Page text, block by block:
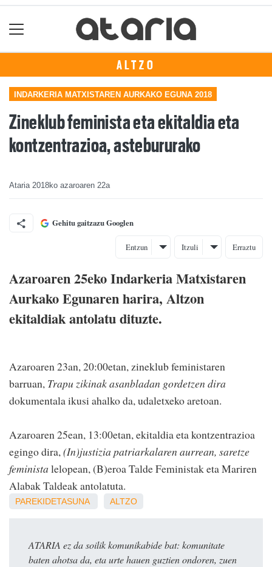
ALTZO
INDARKERIA MATXISTAREN AURKAKO EGUNA 2018
Zineklub feminista eta ekitaldia eta
kontzentrazioa, astebururako
Ataria 2018ko azaroaren 22a
Gehitu gaitzazu Googlen
Entzun Itzuli Erraztu
Azaroaren 25eko Indarkeria Matxistaren
Aurkako Egunaren harira, Altzon
ekitaldiak antolatu dituzte.
Azaroaren 23an, 20:00etan, zineklub feministaren
barruan, Trapu zikinak asanbladan gordetzen dira
dokumentala ikusi ahalko da, udaletxeko aretoan.
Azaroaren 25ean, 13:00etan, ekitaldia eta kontzentrazioa
egingo dira,(In)justizia patriarkalaren aurrean, saretze
feminista lelopean, (B)eroa Talde Feministak eta Mariren
Alabak Taldeak antolatuta.
PAREKIDETASUNA ALTZO
ATARIA ez da soilik komunikabide bat: komunitate
baten ahotsa da, eta urte hauen guztien ondoren, zuen